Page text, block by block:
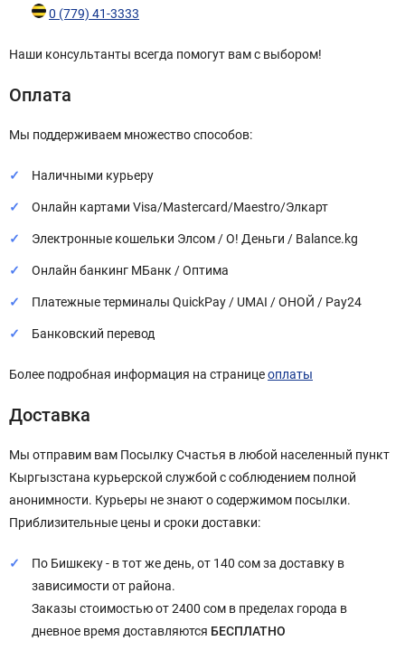
0 (779) 41-3333
Наши консультанты всегда помогут вам с выбором!
Оплата
Мы поддерживаем множество способов:
Наличными курьеру
Онлайн картами Visa/Mastercard/Maestro/Элкарт
Электронные кошельки Элсом / О! Деньги / Balance.kg
Онлайн банкинг МБанк / Оптима
Платежные терминалы QuickPay / UMAI / ОНОЙ / Pay24
Банковский перевод
Более подробная информация на страницеоплаты
Доставка
Мы отправим вам Посылку Счастья в любой населенный пункт
Кыргызстана курьерской службой с соблюдением полной
анонимности. Курьеры не знают о содержимом посылки.
Приблизительные цены и сроки доставки:
По Бишкеку - в тот же день, от 140 сом за доставку в
зависимости от района.
Заказы стоимостью от 2400 сом в пределах города в
дневное время доставляются БЕСПЛАТНО